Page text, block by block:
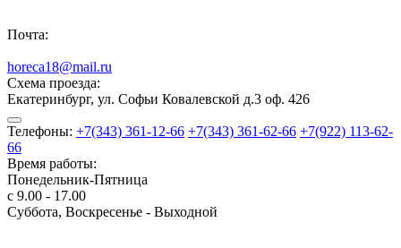
Почта:
horeca18@mail.ru
Схема проезда:
Екатеринбург, ул. Софьи Ковалевской д.3 оф. 426
Телефоны: +7(343) 361-12-66 +7(343) 361-62-66 +7(922) 113-62-
66
Время работы:
Понедельник-Пятница
с 9.00 - 17.00
Суббота, Воскресенье - Выходной